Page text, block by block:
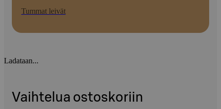
Tummat leivät
Ladataan...
Vaihtelua ostoskoriin